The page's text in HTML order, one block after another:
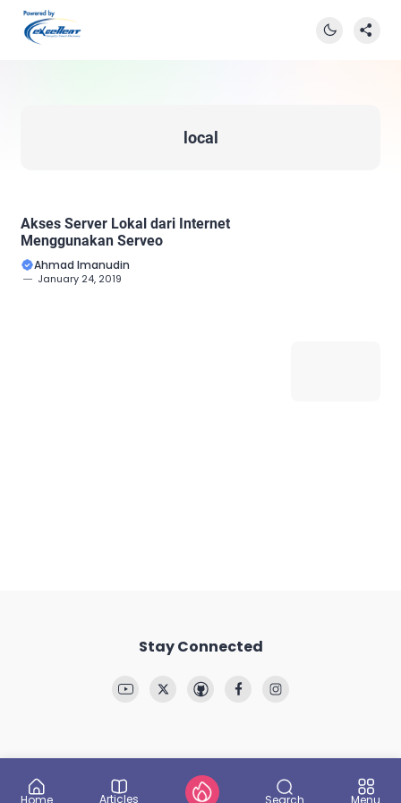
local
Akses Server Lokal dari Internet
Menggunakan Serveo
Ahmad Imanudin
January 24, 2019
Stay Connected
Home Articles Search Menu